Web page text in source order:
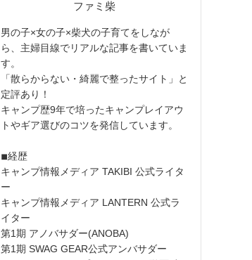
ファミ柴
男の子×女の子×柴犬の子育てをしなが
ら、主婦目線でリアルな記事を書いていま
す。
「散らからない・綺麗で整ったサイト」と
定評あり！
キャンプ歴9年で培ったキャンプレイアウ
トやギア選びのコツを発信しています。
◾︎経歴
キャンプ情報メディア TAKIBI 公式ライタ
ー
キャンプ情報メディア LANTERN 公式ラ
イター
第1期 アノバサダー(ANOBA)
第1期 SWAG GEAR公式アンバサダー